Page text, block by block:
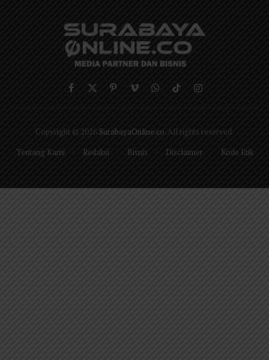
Facebook
X
PinterestVimeoWhatsApp
TikTokInstagram
Copyright © 2026 SurabayaOnline.co. All rights reserved.
Tentang Kami
Redaksi Bisnis Disclaimer Kode Etik